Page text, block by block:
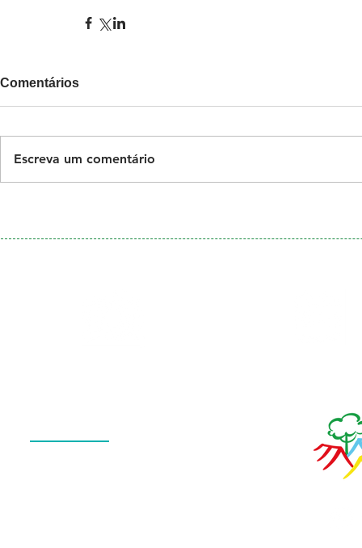
Comentários
Escreva um comentário